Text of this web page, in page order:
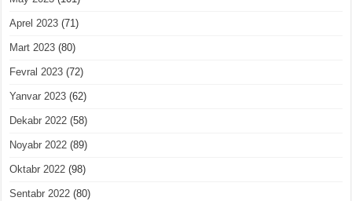
Aprel 2023 (71)
Mart 2023 (80)
Fevral 2023 (72)
Yanvar 2023 (62)
Dekabr 2022 (58)
Noyabr 2022 (89)
Oktabr 2022 (98)
Sentabr 2022 (80)